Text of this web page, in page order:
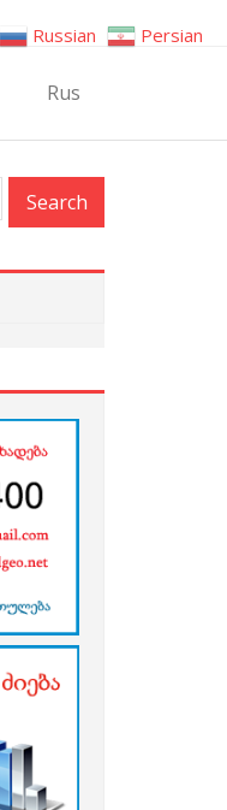
Rus
Russian Persian